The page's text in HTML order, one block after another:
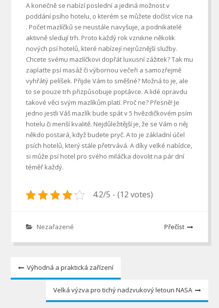
A konečně se nabízí poslední a jediná možnost v
poddání psího hotelu, o kterém se můžete dočíst více na
. Počet mazlíčků se neustále navyšuje, a podnikatelé
aktivně sledují trh. Proto každý rok vznikne několik
nových psí hotelů, které nabízejí nejrůznější služby.
Chcete svému mazlíčkovi dopřát luxusní zážitek? Tak mu
zaplaťte psí masáž či výbornou večeři a samozřejmě
vyhřátý pelíšek. Přijde Vám to směšné? Možná to je, ale
to se pouze trh přizpůsobuje poptávce. A lidé opravdu
takové věci svým mazlíkům platí. Proč ne? Přesně! Je
jedno jestli Váš mazlík bude spát v 5 hvězdičkovém psím
hotelu či menší kvalitě. Nejdůležitější je, že se Vám o něj
někdo postará, když budete pryč. A to je základní účel
psích hotelů, který stále přetrvává. A díky velké nabídce,
si může psí hotel pro svého miláčka dovolit na pár dní
téměř každý.
4.2/5 - (12 votes)
Nezařazené Přečíst
Navigace
pro
příspěvek
Výhodná a praktická zařízení
Velká výzva pro tichý nadzvukový letoun NASA